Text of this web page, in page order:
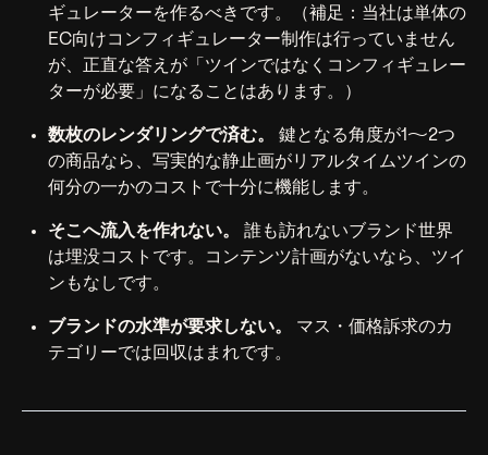
ギュレーターを作るべきです。（補足：当社は単体の
EC向けコンフィギュレーター制作は行っていません
が、正直な答えが「ツインではなくコンフィギュレー
ターが必要」になることはあります。）
数枚のレンダリングで済む。
鍵となる角度が1〜2つ
の商品なら、写実的な静止画がリアルタイムツインの
何分の一かのコストで十分に機能します。
そこへ流入を作れない。
誰も訪れないブランド世界
は埋没コストです。コンテンツ計画がないなら、ツイ
ンもなしです。
ブランドの水準が要求しない。
マス・価格訴求のカ
テゴリーでは回収はまれです。